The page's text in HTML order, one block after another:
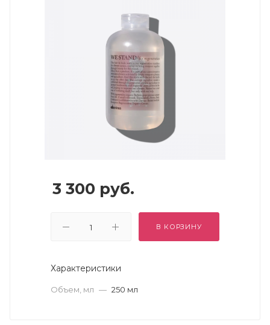
3 300 руб.
В КОРЗИНУ
Характеристики
Объем, мл — 250 мл